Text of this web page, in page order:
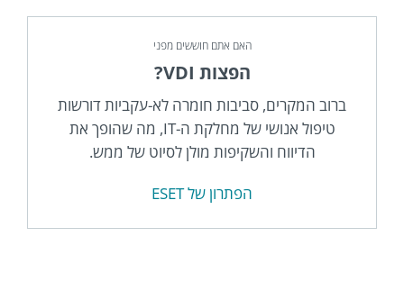
האם אתם חוששים מפני
הפצות VDI?
ברוב המקרים, סביבות חומרה לא-עקביות דורשות
טיפול אנושי של מחלקת ה-IT, מה שהופך את
הדיווח והשקיפות מולן לסיוט של ממש.
הפתרון של ESET